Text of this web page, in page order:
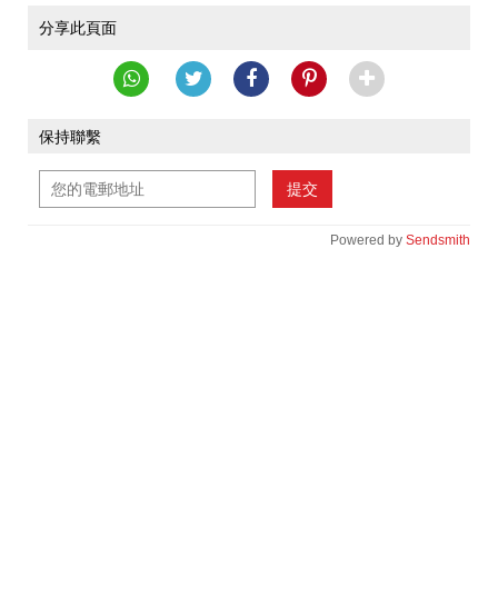
分享此頁面
保持聯繫
提交
Powered by Sendsmith